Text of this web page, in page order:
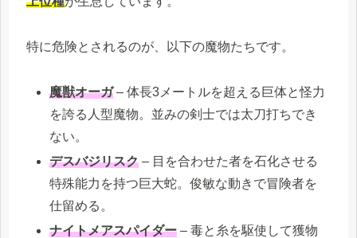
特に危険とされるのが、以下の魔物たちです。
魔獣オーガ– 体長3メートルを超える巨体と怪力
を誇る人型魔物。並みの剣士では太刀打ちでき
ない。
デスバジリスク – 目を合わせた者を石化させる
特殊能力を持つ巨大蛇。俊敏な動きで冒険者を
仕留める。
ナイトメアスパイダー – 毒と糸を駆使して獲物